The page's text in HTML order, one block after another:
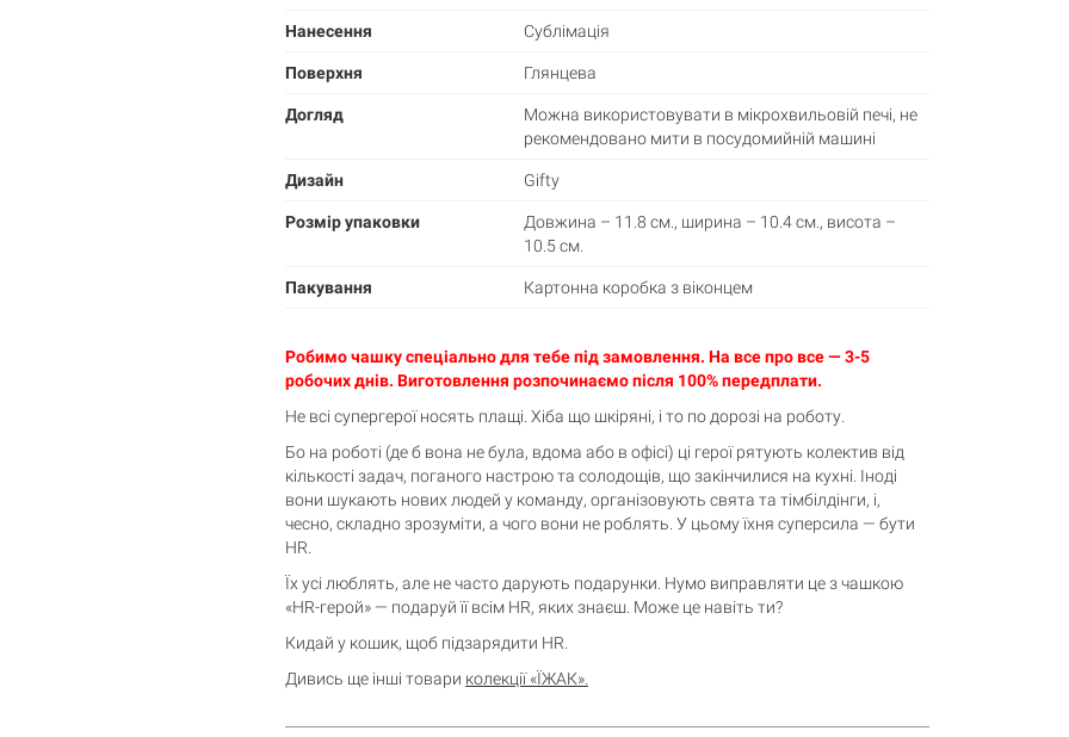
Нанесення Сублімація
Поверхня Глянцева
Догляд
Можна використовувати в мікрохвильовій печі, не
рекомендовано мити в посудомийній машині
Дизайн Gifty
Розмір упаковки
Довжина – 11.8 см., ширина – 10.4 см., висота –
10.5 см.
Пакування Картонна коробка з віконцем
Робимо чашку спеціально для тебе під замовлення. На все про все — 3-5
робочих днів. Виготовлення розпочинаємо після 100% передплати.
Не всі супергерої носять плащі. Хіба що шкіряні, і то по дорозі на роботу.
Бо на роботі (де б вона не була, вдома або в офісі) ці герої рятують колектив від
кількості задач, поганого настрою та солодощів, що закінчилися на кухні. Іноді
вони шукають нових людей у команду, організовують свята та тімбілдінги, і,
чесно, складно зрозуміти, а чого вони не роблять. У цьому їхня суперсила — бути
HR.
Їх усі люблять, але не часто дарують подарунки. Нумо виправляти це з чашкою
«HR-герой» — подаруй її всім HR, яких знаєш. Може це навіть ти?
Кидай у кошик, щоб підзарядити HR.
Дивись ще інші товари колекції «ЇЖАК».
Кошик порожній